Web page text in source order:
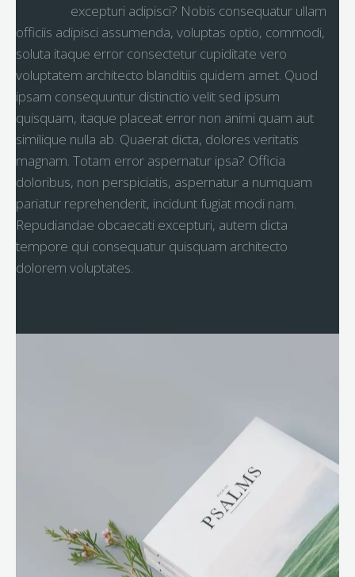
excepturi adipisci? Nobis consequatur ullam
officiis adipisci assumenda, voluptas optio, commodi,
soluta itaque error consectetur cupiditate vero
voluptatem architecto blanditiis quidem amet. Quod
ipsam consequuntur distinctio velit sed ipsum
quisquam, itaque placeat error non animi quam aut
similique nulla ab. Quaerat dicta, dolores veritatis
magnam. Totam error aspernatur ipsa? Officia
doloribus, non perspiciatis, aspernatur a numquam
pariatur reprehenderit, incidunt fugiat modi nam.
Repudiandae obcaecati excepturi, autem dicta
tempore qui consequatur quisquam architecto
dolorem voluptates.